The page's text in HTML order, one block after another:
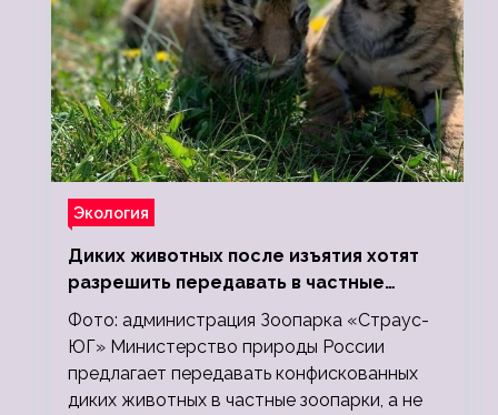
Экология
Диких животных после изъятия хотят
разрешить передавать в частные
зоопарки
Фото: администрация Зоопарка «Страус-
ЮГ» Министерство природы России
предлагает передавать конфискованных
диких животных в частные зоопарки, а не